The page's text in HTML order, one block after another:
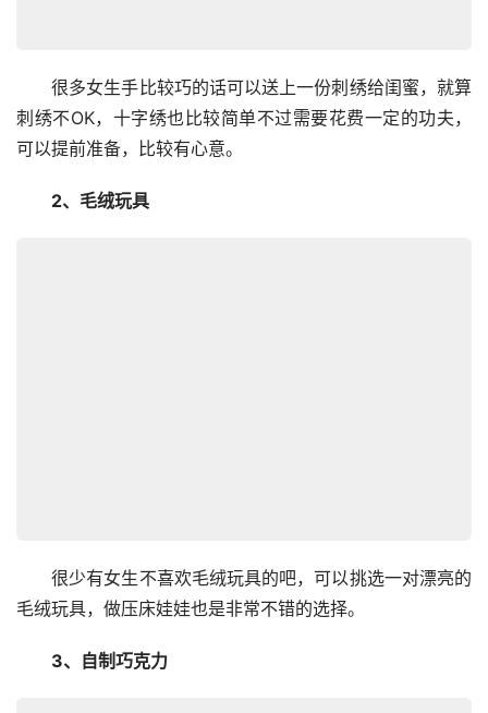
很多女生手比较巧的话可以送上一份刺绣给闺蜜，就算
刺绣不OK，十字绣也比较简单不过需要花费一定的功夫，
可以提前准备，比较有心意。
2、毛绒玩具
很少有女生不喜欢毛绒玩具的吧，可以挑选一对漂亮的
毛绒玩具，做压床娃娃也是非常不错的选择。
3、自制巧克力